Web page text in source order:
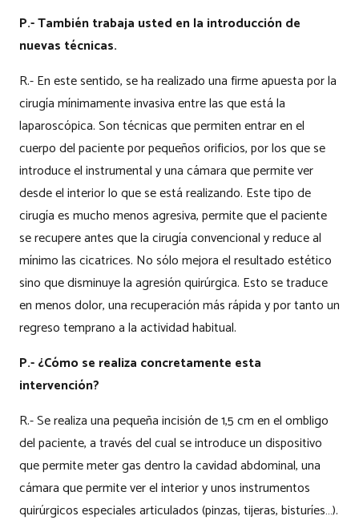
P.- También trabaja usted en la introducción de
nuevas técnicas.
R.- En este sentido, se ha realizado una firme apuesta por la
cirugía mínimamente invasiva entre las que está la
laparoscópica. Son técnicas que permiten entrar en el
cuerpo del paciente por pequeños orificios, por los que se
introduce el instrumental y una cámara que permite ver
desde el interior lo que se está realizando. Este tipo de
cirugía es mucho menos agresiva, permite que el paciente
se recupere antes que la cirugía convencional y reduce al
mínimo las cicatrices. No sólo mejora el resultado estético
sino que disminuye la agresión quirúrgica. Esto se traduce
en menos dolor, una recuperación más rápida y por tanto un
regreso temprano a la actividad habitual.
P.- ¿Cómo se realiza concretamente esta
intervención?
R.- Se realiza una pequeña incisión de 1,5 cm en el ombligo
del paciente, a través del cual se introduce un dispositivo
que permite meter gas dentro la cavidad abdominal, una
cámara que permite ver el interior y unos instrumentos
quirúrgicos especiales articulados (pinzas, tijeras, bisturíes…).